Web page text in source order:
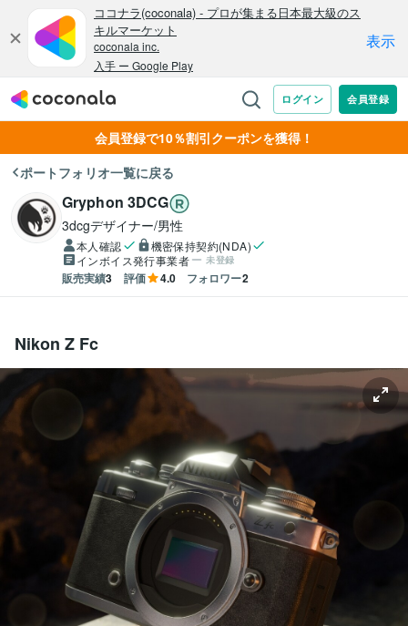
会員登録で10％割引クーポンを獲得！
ポートフォリオ一覧に戻る
Gryphon 3DCG
3dcgデザイナー/男性
本人確認
機密保持契約(NDA)
インボイス発行事業者
未登録
販売実績3 評価 4.0 フォロワー2
Nikon Z Fc